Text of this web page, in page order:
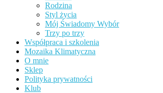
Rodzina
Styl życia
Mój Świadomy Wybór
Trzy po trzy
Współpraca i szkolenia
Mozaika Klimatyczna
O mnie
Sklep
Polityka prywatności
Klub